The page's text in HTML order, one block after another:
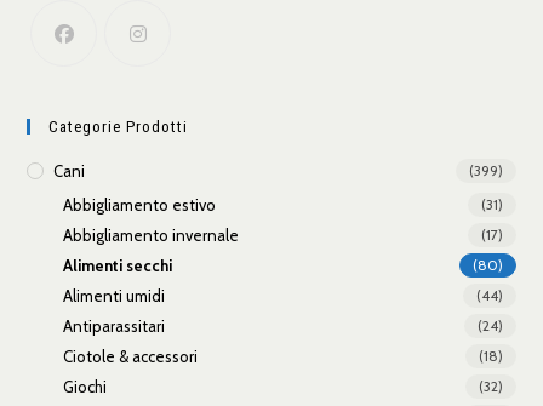
Categorie Prodotti
Cani (399)
Abbigliamento estivo (31)
Abbigliamento invernale (17)
Alimenti secchi (80)
Alimenti umidi (44)
Antiparassitari (24)
Ciotole & accessori (18)
Giochi (32)